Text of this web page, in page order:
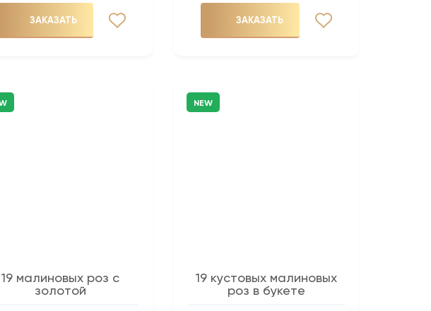
ЗАКАЗАТЬ ЗАКАЗАТЬ
19 малиновых роз с
золотой
NEW
19 кустовых малиновых
роз в букете